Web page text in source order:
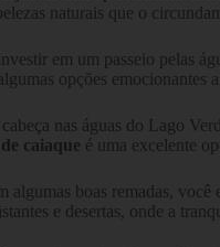
naturais que o
em um passeio pelas
opções emocionantes
nas águas do Lago
caiaque é uma excelente
algumas boas remadas, você
e desertas, onde a